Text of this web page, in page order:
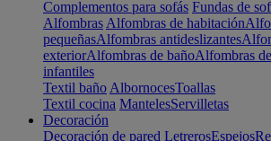
Complementos para sofás Fundas de
Alfombras Alfombras de habitación
pequeñasAlfombras antideslizantes
exteriorAlfombras de bañoAlfombras
infantiles
Textil baño AlbornocesToallas
Textil cocina MantelesServilletas
Decoración
Decoración de pared LetrerosEspejos